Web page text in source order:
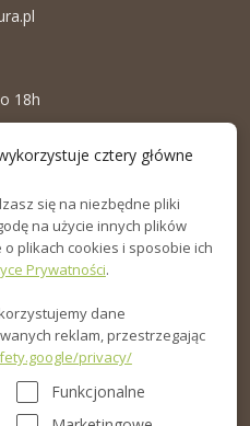
18h
cztery główne
się na niezbędne pliki
na użycie innych plików
o plikach cookies i sposobie ich
Prywatności.
dane
reklam, przestrzegając
privacy/
Funkcjonalne